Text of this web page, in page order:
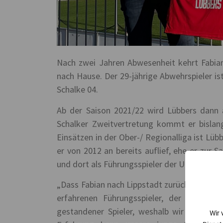
Nach zwei Jahren Abwesenheit kehrt
nach Hause. Der 29-jährige Abwehrspieler
Schalke 04.
Ab der Saison 2021/22 wird Lübbers
Schalker Zweitvertretung kommt er
Einsätzen in der Ober-/ Regionalliga ist
er von 2012 an bereits auflief, ehe er zur
und dort als Führungsspieler der U23
„Dass Fabian nach Lippstadt zurückkehrt,
erfahrenen Führungsspieler, der sich
gestandener Spieler, weshalb wir ihn
Wir